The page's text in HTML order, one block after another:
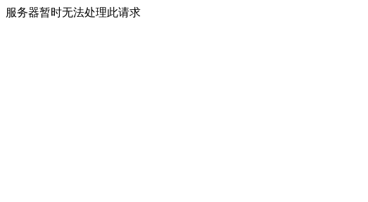
服务器暂时无法处理此请求